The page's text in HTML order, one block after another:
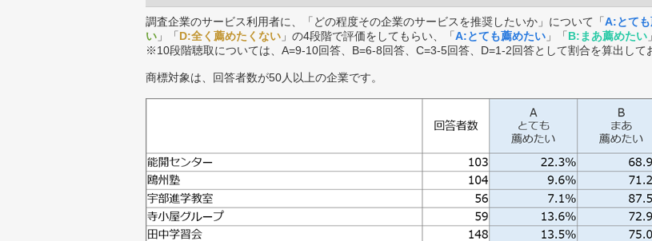
調査企業のサービス利用者に、「どの程度その企業のサービスを推奨したいか」について「A:とて
い 」「D:全く薦めたくない 」の4段階で評価をしてもらい、「A:とても薦めたい 」「B:まあ薦めたい
※10段階聴取については、A=9-10回答、B=6-8回答、C=3-5回答、D=1-2回答として割合を算出して
商標対象は、回答者数が50人以上の企業です。